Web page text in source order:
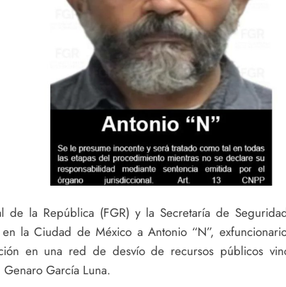
de la República (FGR) y la Secretaría de
en la Ciudad de México a Antonio “N”,
en una red de desvío de recursos públicos
García Luna.